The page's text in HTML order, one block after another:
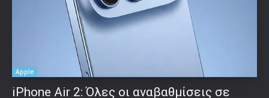
Apple
iPhone Air 2: Όλες οι αναβαθμίσεις σε